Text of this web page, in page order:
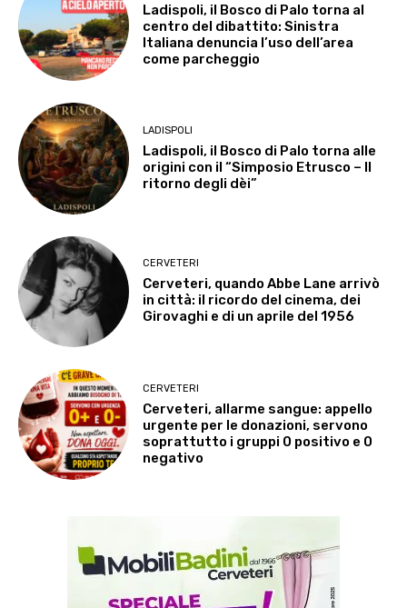
Ladispoli, il Bosco di Palo torna al
centro del dibattito: Sinistra
Italiana denuncia l’uso dell’area
come parcheggio
LADISPOLI
Ladispoli, il Bosco di Palo torna alle
origini con il “Simposio Etrusco – Il
ritorno degli dèi”
CERVETERI
Cerveteri, quando Abbe Lane arrivò
in città: il ricordo del cinema, dei
Girovaghi e di un aprile del 1956
CERVETERI
Cerveteri, allarme sangue: appello
urgente per le donazioni, servono
soprattutto i gruppi 0 positivo e 0
negativo